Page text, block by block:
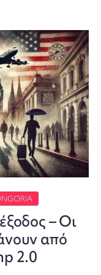
– Οι
από
2.0